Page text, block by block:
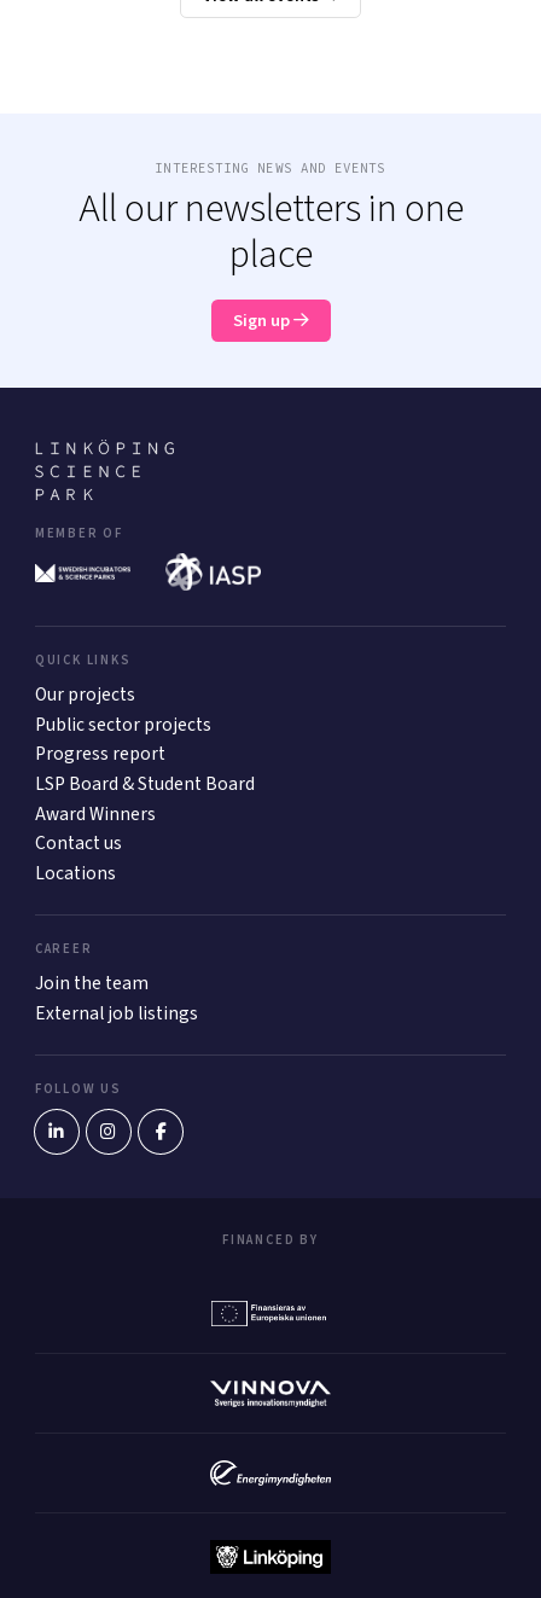
INTERESTING NEWS AND EVENTS
All our newsletters in one
place
Sign up
MEMBER OF
QUICK LINKS
Our projects
Public sector projects
Progress report
LSP Board & Student Board
Award Winners
Contact us
Locations
CAREER
Join the team
External job listings
FOLLOW US
FINANCED BY